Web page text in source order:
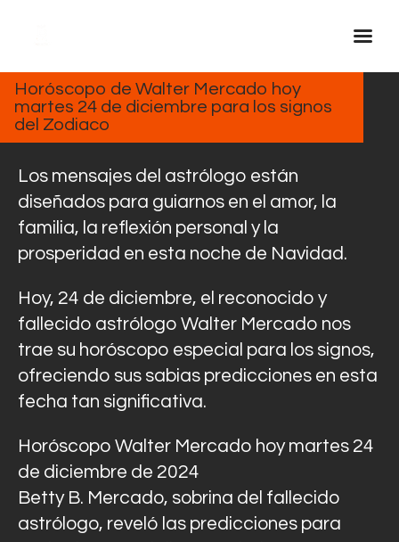
Inicio Real FM
Streaming
En Vivo
Descarga La APP
Programas
Noticias
Equipo
Sobre Nosotros
Contactos
24, 2024
Horóscopo de Walter Mercado hoy
martes 24 de diciembre para los signos
del Zodiaco
Los mensajes del astrólogo están
diseñados para guiarnos en el amor, la
familia, la reflexión personal y la
prosperidad en esta noche de Navidad.
Hoy, 24 de diciembre, el reconocido y
fallecido astrólogo Walter Mercado nos
trae su horóscopo especial para los signos,
ofreciendo sus sabias predicciones en esta
fecha tan significativa.
Horóscopo Walter Mercado hoy martes 24
de diciembre de 2024
Betty B. Mercado, sobrina del fallecido
astrólogo, reveló las predicciones para